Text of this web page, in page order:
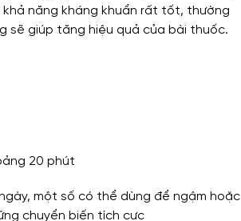
năng kháng khuẩn rất tốt, thường
sẽ giúp tăng hiệu quả của bài thuốc.
20 phút
một số có thể dùng để ngậm hoặc
chuyển biến tích cực